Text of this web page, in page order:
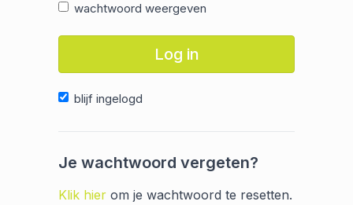
wachtwoord weergeven
Log in
blijf ingelogd
Je wachtwoord vergeten?
Klik hier om je wachtwoord te resetten.